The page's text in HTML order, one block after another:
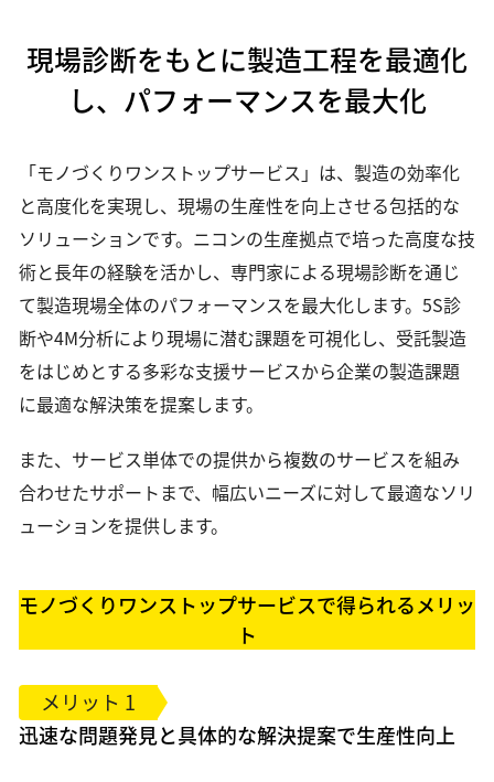
L-PBF方式金属3Dプリンター（AM装置）
レーザー除去加工機
材料加工ソリューション
金型製作・射出成型
素材・部品
素材・部品
光学レンズ・ユニット
ロボティクス用カメラ・センサー
映像制作・業務用撮影
遠隔監視モニタリング
3Dモデル制作
現場診断をもとに製造工程を最適化
し、パフォーマンスを最大化
「モノづくりワンストップサービス」は、製造の効率化
と高度化を実現し、現場の生産性を向上させる包括的な
ソリューションです。ニコンの生産拠点で培った高度な技
術と長年の経験を活かし、専門家による現場診断を通じ
て製造現場全体のパフォーマンスを最大化します。5S診
断や4M分析により現場に潜む課題を可視化し、受託製造
をはじめとする多彩な支援サービスから企業の製造課題
に最適な解決策を提案します。
また、サービス単体での提供から複数のサービスを組み
合わせたサポートまで、幅広いニーズに対して最適なソリ
ューションを提供します。
モノづくりワンストップサービスで得られるメリッ
ト
メリット 1
迅速な問題発見と具体的な解決提案で生産性向上